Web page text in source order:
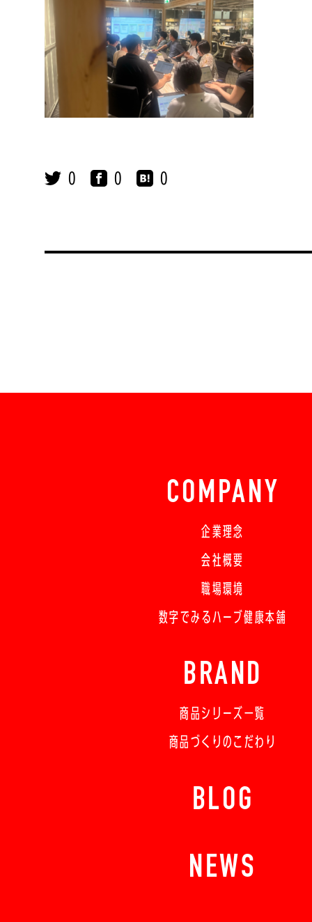
0 0 0
COMPANY
企業理念
会社概要
職場環境
数字でみるハーブ健康本舗
BRAND
商品シリーズ一覧
商品づくりのこだわり
BLOG
NEWS